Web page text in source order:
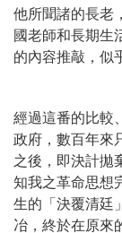
他所聞諸的長老
國老師和長期生
的內容推敲，似
經過這番的比較
政府，數百年來
之後，即決計拋
知我之革命思想
生的「決覆清廷
冶，終於在原來